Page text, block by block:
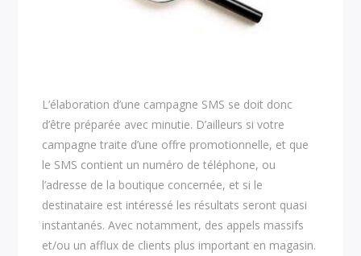
L’élaboration d’une campagne SMS se doit donc
d’être préparée avec minutie. D’ailleurs si votre
campagne traite d’une offre promotionnelle, et que
le SMS contient un numéro de téléphone, ou
l’adresse de la boutique concernée, et si le
destinataire est intéressé les résultats seront quasi
instantanés. Avec notamment, des appels massifs
et/ou un afflux de clients plus important en magasin.